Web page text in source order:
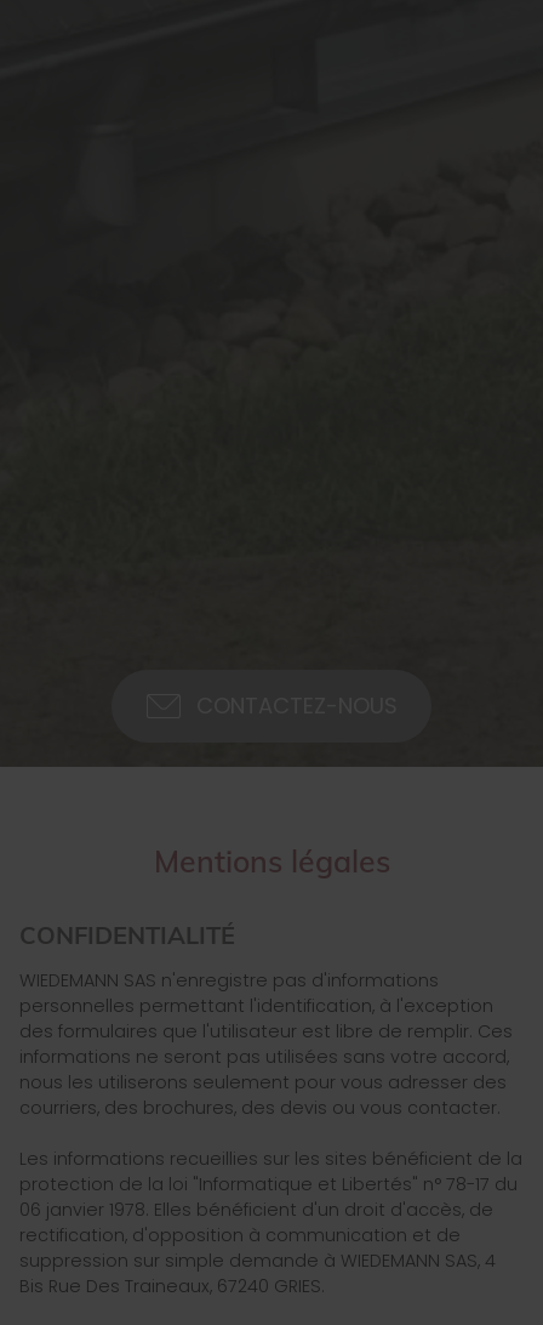
Mentions légales
CONFIDENTIALITÉ
WIEDEMANN SAS n'enregistre pas d'informations
personnelles permettant l'identification, à l'exception
des formulaires que l'utilisateur est libre de remplir. Ces
informations ne seront pas utilisées sans votre accord,
nous les utiliserons seulement pour vous adresser des
courriers, des brochures, des devis ou vous contacter.
Les informations recueillies sur les sites bénéficient de la
protection de la loi "Informatique et Libertés" n° 78-17 du
06 janvier 1978. Elles bénéficient d'un droit d'accès, de
rectification, d'opposition à communication et de
suppression sur simple demande à WIEDEMANN SAS, 4
Bis Rue Des Traineaux, 67240 GRIES.